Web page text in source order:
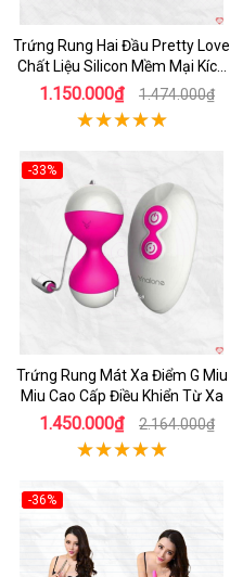
Trứng Rung Hai Đầu Pretty Love
Chất Liệu Silicon Mềm Mại Kích
Thích Đa Chế Độ
1.150.000₫ 1.474.000₫
-33%
Trứng Rung Mát Xa Điểm G Miu
Miu Cao Cấp Điều Khiển Từ Xa
1.450.000₫ 2.164.000₫
-36%